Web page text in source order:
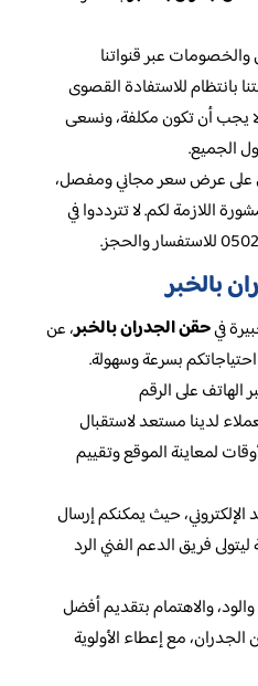
عبر قنواتنا
بانتظام للاستفادة القصوى
لا يجب أن تكون مكلفة، ونسعى
الجميع.
على عرض سعر مجاني ومفصل،
اللازمة لكم. لا تترددوا في
بالخبر
فيحقن الجدران بالخبر، عن
بسرعة وسهولة.
الهاتف على الرقم
العملاء لدينا مستعد لاستقبال
لمعاينة الموقع وتقييم
الإلكتروني، حيث يمكنكم إرسال
فريق الدعم الفني الرد
والود، والاهتمام بتقديم أفضل
مع إعطاء الأولوية